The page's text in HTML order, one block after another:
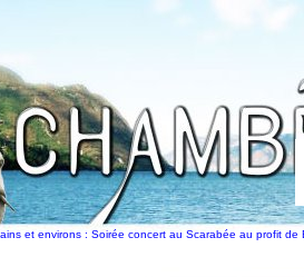
et environs : Soirée concert au Scarabée au profit de